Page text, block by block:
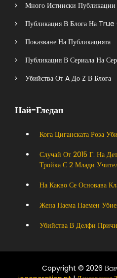
Много Истински Публикации
Публикация В Блога На
Показване На Публикацията
Публикация В Сериала На
Убийства От A До Z В Блога
Най-Гледан
Кога Циганската Роза
Случай От 2015 Г. На
Тройка С 2 Млади
На Какво Се Основава
Жена Наема Наемен
Убийства В Делфи
Copyright © 2026